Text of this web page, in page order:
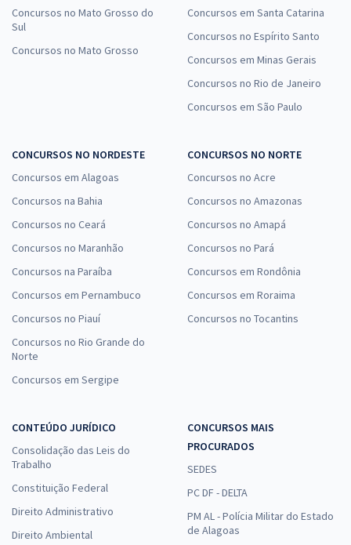
Concursos no Mato Grosso do
Sul
Concursos no Mato Grosso
Concursos em Santa Catarina
Concursos no Espírito Santo
Concursos em Minas Gerais
Concursos no Rio de Janeiro
Concursos em São Paulo
CONCURSOS NO NORDESTE
Concursos em Alagoas
Concursos na Bahia
Concursos no Ceará
Concursos no Maranhão
Concursos na Paraíba
Concursos em Pernambuco
Concursos no Piauí
Concursos no Rio Grande do
Norte
Concursos em Sergipe
CONCURSOS NO NORTE
Concursos no Acre
Concursos no Amazonas
Concursos no Amapá
Concursos no Pará
Concursos em Rondônia
Concursos em Roraima
Concursos no Tocantins
CONTEÚDO JURÍDICO
Consolidação das Leis do
Trabalho
Constituição Federal
Direito Administrativo
Direito Ambiental
CONCURSOS MAIS
PROCURADOS
SEDES
PC DF - DELTA
PM AL - Polícia Militar do Estado
de Alagoas